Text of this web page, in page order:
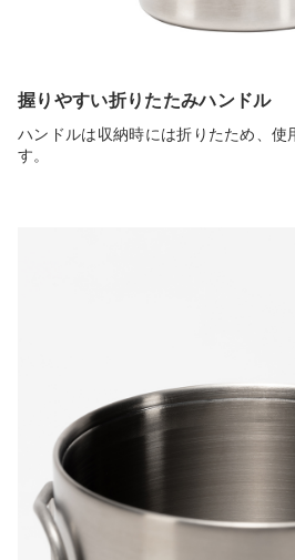
握りやすい折りたたみハンドル
ハンドルは収納時には折りたため、使
す。